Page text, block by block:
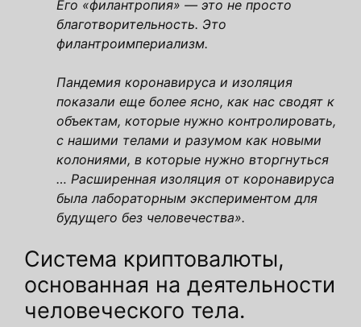
Его «филантропия» — это не просто
благотворительность. Это
филантроимпериализм.
Пандемия коронавируса и изоляция
показали еще более ясно, как нас сводят к
объектам, которые нужно контролировать,
с нашими телами и разумом как новыми
колониями, в которые нужно вторгнуться
… Расширенная изоляция от коронавируса
была лабораторным экспериментом для
будущего без человечества».
Система криптовалюты,
основанная на деятельности
человеческого тела.